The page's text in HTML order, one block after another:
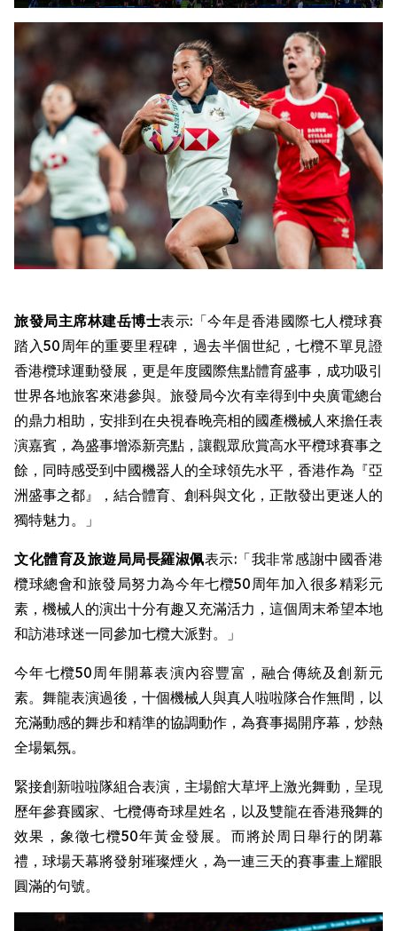
旅發局主席林建岳博士表示:「今年是香港國際七人欖球賽
踏入50周年的重要里程碑，過去半個世紀，七欖不單見證
香港欖球運動發展，更是年度國際焦點體育盛事，成功吸引
世界各地旅客來港參與。旅發局今次有幸得到中央廣電總台
的鼎力相助，安排到在央視春晚亮相的國產機械人來擔任表
演嘉賓，為盛事增添新亮點，讓觀眾欣賞高水平欖球賽事之
餘，同時感受到中國機器人的全球領先水平，香港作為『亞
洲盛事之都』，結合體育、創科與文化，正散發出更迷人的
獨特魅力。」
文化體育及旅遊局局長羅淑佩表示:「我非常感謝中國香港
欖球總會和旅發局努力為今年七欖50周年加入很多精彩元
素，機械人的演出十分有趣又充滿活力，這個周末希望本地
和訪港球迷一同參加七欖大派對。」
今年七欖50周年開幕表演內容豐富，融合傳統及創新元
素。舞龍表演過後，十個機械人與真人啦啦隊合作無間，以
充滿動感的舞步和精準的協調動作，為賽事揭開序幕，炒熱
全場氣氛。
緊接創新啦啦隊組合表演，主場館大草坪上激光舞動，呈現
歷年參賽國家、七欖傳奇球星姓名，以及雙龍在香港飛舞的
效果，象徵七欖50年黃金發展。而將於周日舉行的閉幕
禮，球場天幕將發射璀璨煙火，為一連三天的賽事畫上耀眼
圓滿的句號。